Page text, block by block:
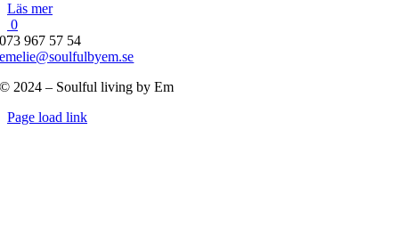
Läs mer
0
073 967 57 54
emelie@soulfulbyem.se
© 2024 – Soulful living by Em
Byt
Page load link